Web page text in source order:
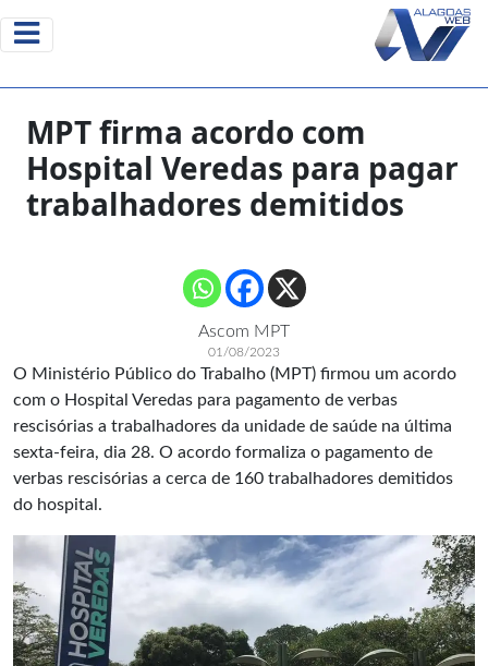
MPT firma acordo com
Hospital Veredas para pagar
trabalhadores demitidos
Ascom MPT
01/08/2023
O Ministério Público do Trabalho (MPT) firmou um acordo
com o Hospital Veredas para pagamento de verbas
rescisórias a trabalhadores da unidade de saúde na última
sexta-feira, dia 28. O acordo formaliza o pagamento de
verbas rescisórias a cerca de 160 trabalhadores demitidos
do hospital.